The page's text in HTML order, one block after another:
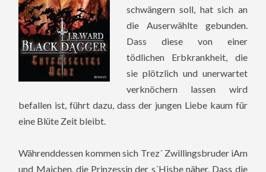
schwängern soll, hat sich an
die Auserwählte gebunden.
Dass diese von einer
tödlichen Erbkrankheit, die
sie plötzlich und unerwartet
verknöchern lassen wird
befallen ist, führt dazu, dass der jungen Liebe kaum für
eine Blüte Zeit bleibt.
Währenddessen kommen sich Trez´ Zwillingsbruder iAm
und Maichen, die Prinzessin der s´Hisbe näher. Dass die